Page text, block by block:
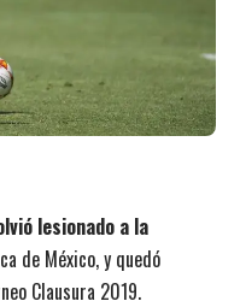
lesionado a la
de México, y quedó
Clausura 2019.